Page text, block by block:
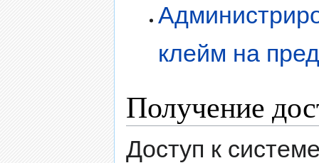
клейм на
Получение
Доступ к